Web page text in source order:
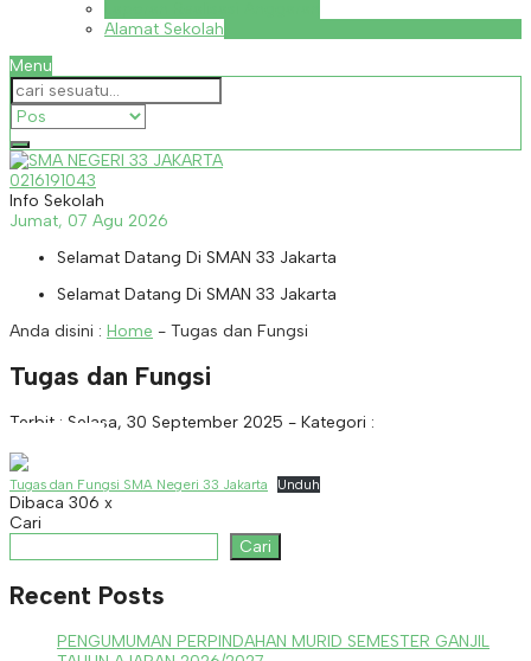
Alamat Sekolah
Menu
0216191043
Info Sekolah
Jumat, 07 Agu 2026
Selamat Datang Di SMAN 33 Jakarta
Selamat Datang Di SMAN 33 Jakarta
Anda disini : Home - Tugas dan Fungsi
Tugas dan Fungsi
Terbit : Selasa, 30 September 2025 - Kategori :
Tugas dan Fungsi SMA Negeri 33 Jakarta Unduh
Dibaca 306 x
Cari
Cari
Recent Posts
PENGUMUMAN PERPINDAHAN MURID SEMESTER GANJIL